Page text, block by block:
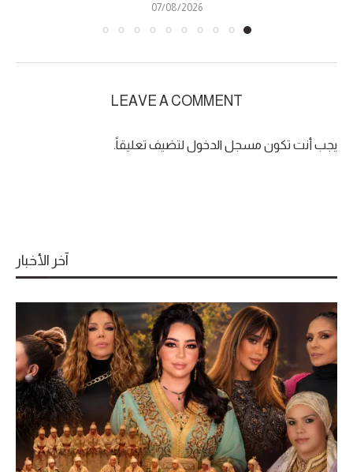
07/08/2026
LEAVE A COMMENT
يجب أنت تكون مسجل الدخول لتضيف تعليقاً.
آخر الأخبار